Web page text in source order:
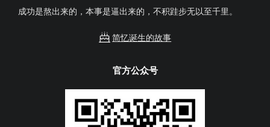
成功是熬出来的，本事是逼出来的，不积跬步无以至千里。
简忆诞生的故事
官方公众号